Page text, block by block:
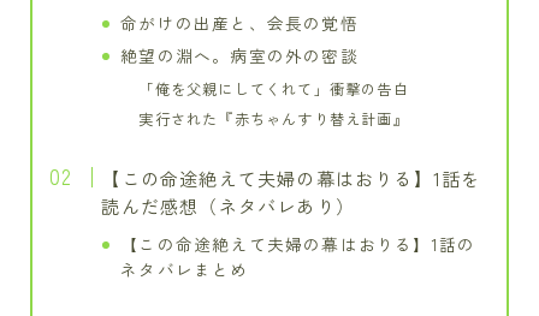
命がけの出産と、会長の覚悟
絶望の淵へ。病室の外の密談
「俺を父親にしてくれて」衝撃の告白
実行された『赤ちゃんすり替え計画』
【この命途絶えて夫婦の幕はおりる】1話を
読んだ感想（ネタバレあり）
【この命途絶えて夫婦の幕はおりる】1話の
ネタバレまとめ